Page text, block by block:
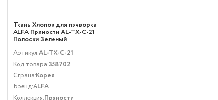
Ткань Хлопок для пэчворка
ALFA Пряности AL-TX-C-21
Полоски Зеленый
Артикул:AL-TX-C-21
Код товара:358702
Страна:Корея
Бренд:ALFA
Коллекция:Пряности